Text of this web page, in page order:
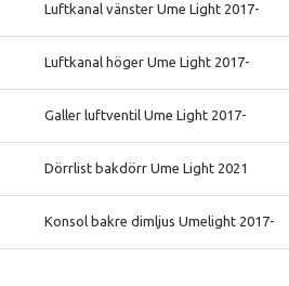
Luftkanal vänster Ume Light 2017-
Luftkanal höger Ume Light 2017-
Galler luftventil Ume Light 2017-
Dörrlist bakdörr Ume Light 2021
Konsol bakre dimljus Umelight 2017-